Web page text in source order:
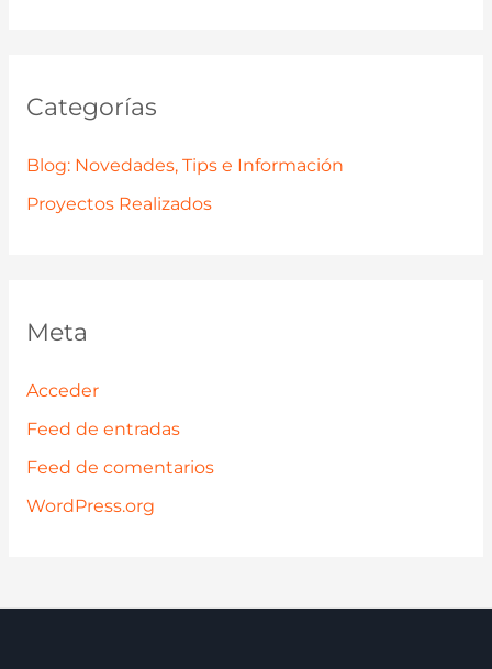
Categorías
Blog: Novedades, Tips e Información
Proyectos Realizados
Meta
Acceder
Feed de entradas
Feed de comentarios
WordPress.org